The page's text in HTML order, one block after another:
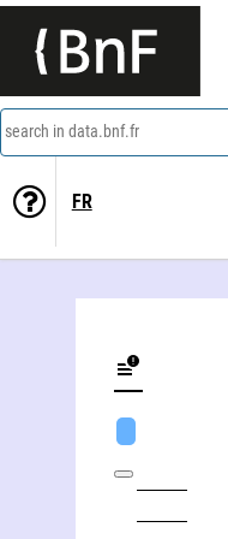
search in data.bnf.fr
FR